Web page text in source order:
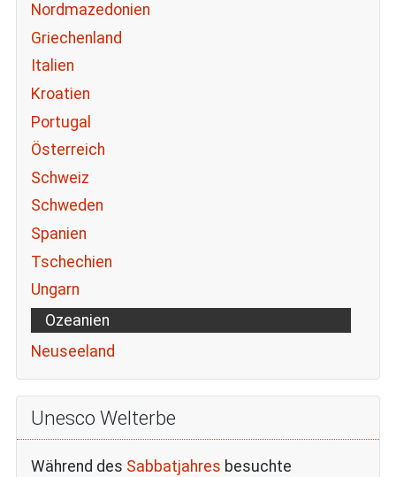
Nordmazedonien
Griechenland
Italien
Kroatien
Portugal
Österreich
Schweiz
Schweden
Spanien
Tschechien
Ungarn
Ozeanien
Neuseeland
Unesco Welterbe
Während des Sabbatjahres besuchte